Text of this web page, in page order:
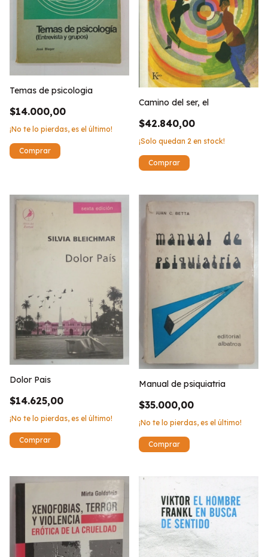
Temas de psicologia
$14.000,00
¡No te lo pierdas, es el último!
Camino del ser, el
$42.840,00
¡Solo quedan 2 en stock!
Dolor Pais
$14.625,00
¡No te lo pierdas, es el último!
Manual de psiquiatria
$35.000,00
¡No te lo pierdas, es el último!